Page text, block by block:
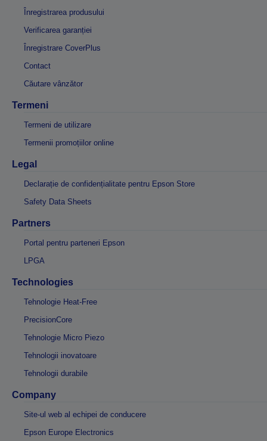
Înregistrarea produsului
Verificarea garanției
Înregistrare CoverPlus
Contact
Căutare vânzător
Termeni
Termeni de utilizare
Termenii promoțiilor online
Legal
Declarație de confidențialitate pentru Epson Store
Safety Data Sheets
Partners
Portal pentru parteneri Epson
LPGA
Technologies
Tehnologie Heat-Free
PrecisionCore
Tehnologie Micro Piezo
Tehnologii inovatoare
Tehnologii durabile
Company
Site-ul web al echipei de conducere
Epson Europe Electronics